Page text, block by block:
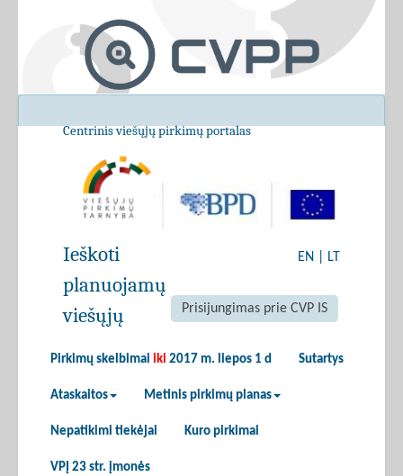
Centrinis viešųjų pirkimų portalas
EN LT
Prisijungimas prie CVP IS
Pirkimų skelbimai iki 2017 m. liepos 1 d Sutartys
Ataskaitos Metinis pirkimų planas
Nepatikimi tiekėjai Kuro pirkimai
VPĮ 23 str. įmonės
Ieškoti
planuojamų
viešųjų